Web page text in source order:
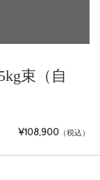
束（自
¥108,900 （税込）